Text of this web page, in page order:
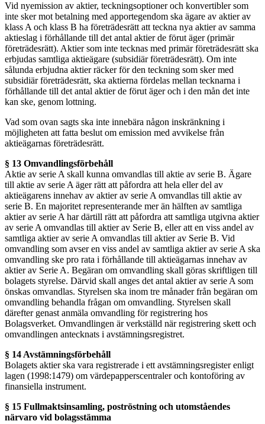
Vid nyemission av aktier, teckningsoptioner och konvertibler som
inte sker mot betalning med apportegendom ska ägare av aktier av
klass A och klass B ha företrädesrätt att teckna nya aktier av samma
aktieslag i förhållande till det antal aktier de förut äger (primär
företrädesrätt). Aktier som inte tecknas med primär företrädesrätt ska
erbjudas samtliga aktieägare (subsidiär företrädesrätt). Om inte
sålunda erbjudna aktier räcker för den teckning som sker med
subsidiär företrädesrätt, ska aktierna fördelas mellan tecknarna i
förhållande till det antal aktier de förut äger och i den mån det inte
kan ske, genom lottning.
Vad som ovan sagts ska inte innebära någon inskränkning i
möjligheten att fatta beslut om emission med avvikelse från
aktieägarnas företrädesrätt.
§ 13 Omvandlingsförbehåll
Aktie av serie A skall kunna omvandlas till aktie av serie B. Ägare
till aktie av serie A äger rätt att påfordra att hela eller del av
aktieägarens innehav av aktier av serie A omvandlas till aktie av
serie B. En majoritet representerande mer än hälften av samtliga
aktier av serie A har därtill rätt att påfordra att samtliga utgivna aktier
av serie A omvandlas till aktier av Serie B, eller att en viss andel av
samtliga aktier av serie A omvandlas till aktier av Serie B. Vid
omvandling som avser en viss andel av samtliga aktier av serie A ska
omvandling ske pro rata i förhållande till aktieägarnas innehav av
aktier av Serie A. Begäran om omvandling skall göras skriftligen till
bolagets styrelse. Därvid skall anges det antal aktier av serie A som
önskas omvandlas. Styrelsen ska inom tre månader från begäran om
omvandling behandla frågan om omvandling. Styrelsen skall
därefter genast anmäla omvandling för registrering hos
Bolagsverket. Omvandlingen är verkställd när registrering skett och
omvandlingen antecknats i avstämningsregistret.
§ 14 Avstämningsförbehåll
Bolagets aktier ska vara registrerade i ett avstämningsregister enligt
lagen (1998:1479) om värdepapperscentraler och kontoföring av
finansiella instrument.
§ 15 Fullmaktsinsamling, poströstning och utomståendes
närvaro vid bolagsstämma